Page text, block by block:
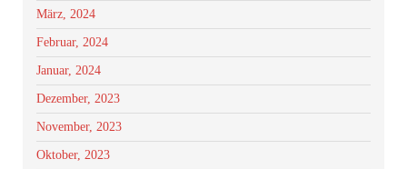
März, 2024
Februar, 2024
Januar, 2024
Dezember, 2023
November, 2023
Oktober, 2023